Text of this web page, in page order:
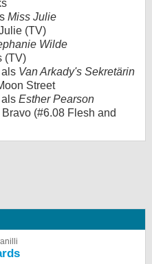
Miss Julie
(TV)
Wilde
(TV)
als Van Arkady's Sekretärin
Street
als Esther Pearson
(#6.08 Flesh and